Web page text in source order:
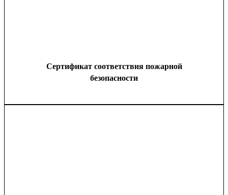
Сертификат соответствия пожарной
безопасности